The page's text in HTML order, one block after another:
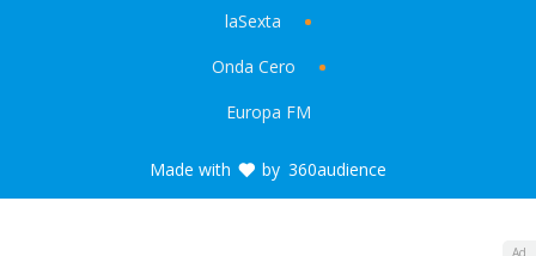
Ad
laSexta
Onda Cero
Europa FM
Made with by 360audience